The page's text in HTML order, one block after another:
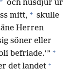
* och husdjur ur
mitt, + skulle
Herren
söner eller
befriade.’” +
det landet +